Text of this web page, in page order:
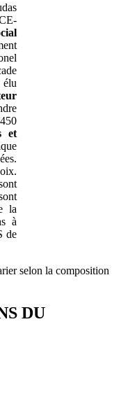
et
la
à
de
selon la composition
DU